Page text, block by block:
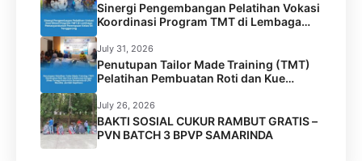
Sinergi Pengembangan Pelatihan Vokasi
Koordinasi Program TMT di Lembaga
Permasyarakatan Perempuan Kelas IIA
Tenggarong
July 31, 2026
Penutupan Tailor Made Training (TMT)
Pelatihan Pembuatan Roti dan Kue
Kolaborasi BPVP Samarinda dengan
Disnaker Kota Samarinda di LPK Mustika
Jamilah Sejahtera
July 26, 2026
BAKTI SOSIAL CUKUR RAMBUT GRATIS –
PVN BATCH 3 BPVP SAMARINDA